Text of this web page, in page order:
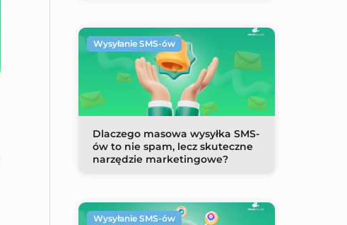
Dlaczego masowa wysyłka SMS-
ów to nie spam, lecz skuteczne
narzędzie marketingowe?
Wysyłanie SMS-ów
Wysyłanie SMS-ów